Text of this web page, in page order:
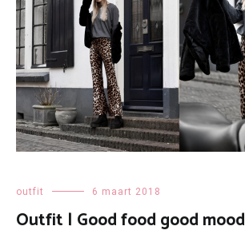
outfit 6 maart 2018
Outfit | Good food good mood